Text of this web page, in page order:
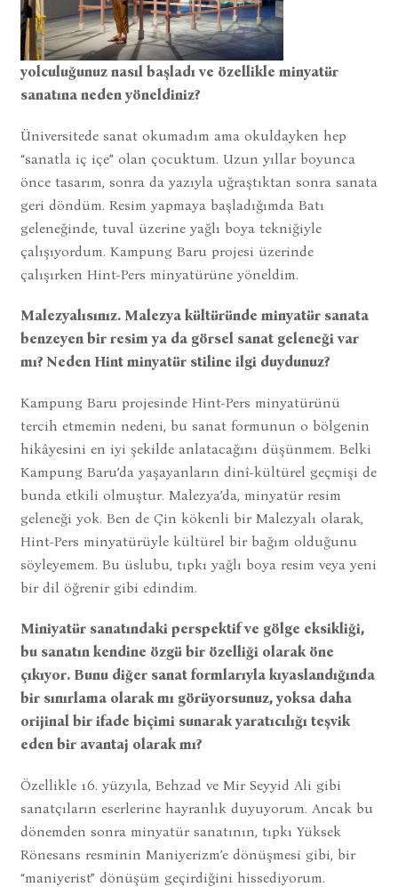
yolculuğunuz nasıl başladı ve özellikle minyatür
sanatına neden yöneldiniz?
Üniversitede sanat okumadım ama okuldayken hep
“sanatla iç içe” olan çocuktum. Uzun yıllar boyunca
önce tasarım, sonra da yazıyla uğraştıktan sonra sanata
geri döndüm. Resim yapmaya başladığımda Batı
geleneğinde, tuval üzerine yağlı boya tekniğiyle
çalışıyordum. Kampung Baru projesi üzerinde
çalışırken Hint-Pers minyatürüne yöneldim.
Malezyalısınız. Malezya kültüründe minyatür sanata
benzeyen bir resim ya da görsel sanat geleneği var
mı? Neden Hint minyatür stiline ilgi duydunuz?
Kampung Baru projesinde Hint-Pers minyatürünü
tercih etmemin nedeni, bu sanat formunun o bölgenin
hikâyesini en iyi şekilde anlatacağını düşünmem. Belki
Kampung Baru’da yaşayanların dinî-kültürel geçmişi de
bunda etkili olmuştur. Malezya’da, minyatür resim
geleneği yok. Ben de Çin kökenli bir Malezyalı olarak,
Hint-Pers minyatürüyle kültürel bir bağım olduğunu
söyleyemem. Bu üslubu, tıpkı yağlı boya resim veya yeni
bir dil öğrenir gibi edindim.
Miniyatür sanatındaki perspektif ve gölge eksikliği,
bu sanatın kendine özgü bir özelliği olarak öne
çıkıyor. Bunu diğer sanat formlarıyla kıyaslandığında
bir sınırlama olarak mı görüyorsunuz, yoksa daha
orijinal bir ifade biçimi sunarak yaratıcılığı teşvik
eden bir avantaj olarak mı?
Özellikle 16. yüzyıla, Behzad ve Mir Seyyid Ali gibi
sanatçıların eserlerine hayranlık duyuyorum. Ancak bu
dönemden sonra minyatür sanatının, tıpkı Yüksek
Rönesans resminin Maniyerizm’e dönüşmesi gibi, bir
“maniyerist” dönüşüm geçirdiğini hissediyorum.